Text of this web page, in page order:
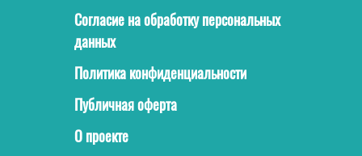
Согласие на обработку персональных
данных
Политика конфиденциальности
Публичная оферта
О проекте